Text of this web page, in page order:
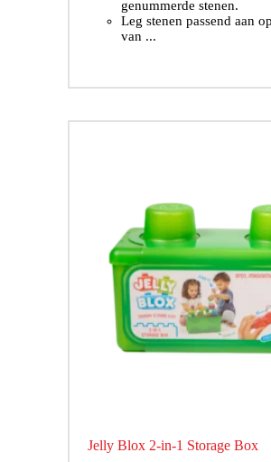
genummerde stenen.
Leg stenen passend aan
van ...
Jelly Blox 2-in-1 Storage Box